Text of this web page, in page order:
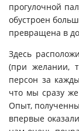
прогулочной
обустроен
превращена в
Здесь
(при желании,
персон за
что мы сразу
Опыт,
впервые